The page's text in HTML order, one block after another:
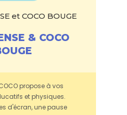
& COCO
propose à vos
et physiques.
d'écran, une pause